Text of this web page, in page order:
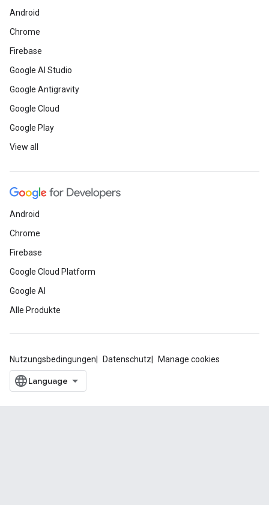
Android
Chrome
Firebase
Google AI Studio
Google Antigravity
Google Cloud
Google Play
View all
Android
Chrome
Firebase
Google Cloud Platform
Google AI
Alle Produkte
Nutzungsbedingungen Datenschutz Manage cookies